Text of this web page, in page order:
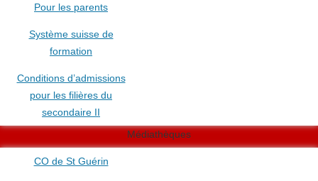
Pour les parents
Système suisse de
formation
Conditions d’admissions
pour les filières du
secondaire II
Médiathèques
CO de St Guérin